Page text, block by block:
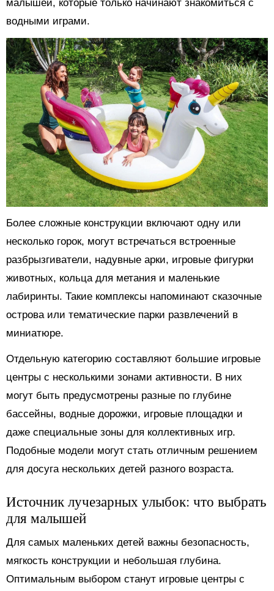
малышей, которые только начинают знакомиться с
водными играми.
Более сложные конструкции включают одну или
несколько горок, могут встречаться встроенные
разбрызгиватели, надувные арки, игровые фигурки
животных, кольца для метания и маленькие
лабиринты. Такие комплексы напоминают сказочные
острова или тематические парки развлечений в
миниатюре.
Отдельную категорию составляют большие игровые
центры с несколькими зонами активности. В них
могут быть предусмотрены разные по глубине
бассейны, водные дорожки, игровые площадки и
даже специальные зоны для коллективных игр.
Подобные модели могут стать отличным решением
для досуга нескольких детей разного возраста.
Источник лучезарных улыбок: что выбрать
для малышей
Для самых маленьких детей важны безопасность,
мягкость конструкции и небольшая глубина.
Оптимальным выбором станут игровые центры с